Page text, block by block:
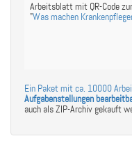
Arbeitsblatt mit QR-Code
"Was machen
Ein Paket mit ca. 10000
Aufgabenstellungen
auch als ZIP-Archiv gekauft